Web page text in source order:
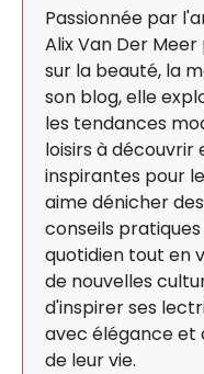
Passionnée par
Alix Van Der
sur la beauté, la
son blog, elle
les tendances
loisirs à découvrir
inspirantes pour
aime dénicher
conseils
quotidien tout en
de nouvelles
d'inspirer ses
avec élégance et
de leur vie.